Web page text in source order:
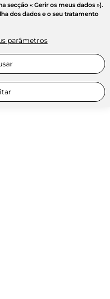
secção « Gerir os meus dados »).
dos dados e o seu tratamento
parâmetros